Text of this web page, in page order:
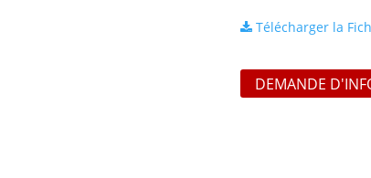
Télécharger la
DEMANDE